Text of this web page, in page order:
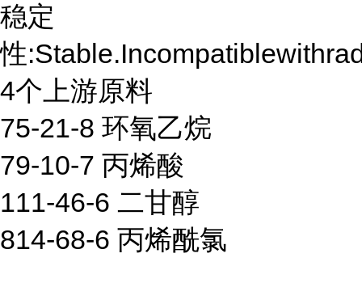
稳定
性
4个上游原料
75-21-8 环氧乙烷
79-10-7 丙烯酸
111-46-6 二甘醇
814-68-6 丙烯酰氯